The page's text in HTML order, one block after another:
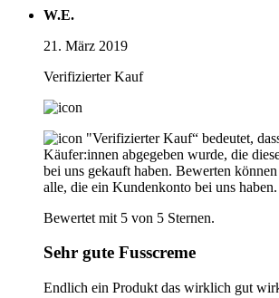
W.E.
21. März 2019
Verifizierter Kauf
"Verifizierter Kauf“ bedeutet,
Käufer:innen abgegeben wurde, die
bei uns gekauft haben. Bewerten
alle, die ein Kundenkonto bei uns haben.
Bewertet mit 5 von 5 Sternen.
Sehr gute Fusscreme
Endlich ein Produkt das wirklich gut